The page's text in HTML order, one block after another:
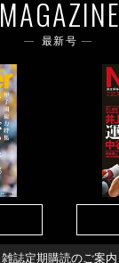
MAGAZINE
最新号
雑誌定期購読のご案内